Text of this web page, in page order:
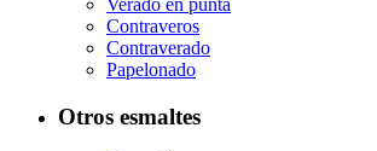
Verado en punta
Contraveros
Contraverado
Papelonado
Otros esmaltes